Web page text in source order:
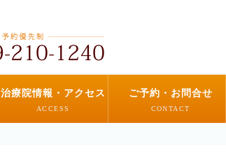
治療院情報・アクセス
ACCESS
ご予約・お問合せ
CONTACT